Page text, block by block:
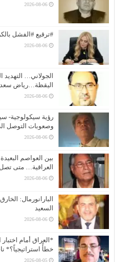
2026-08-06
#ترقيع #الفشل
2026-08-06
الجولاني…
اليقظة…رياض سعد
2026-08-06
رؤية سيكولوجية-
وصعوبات التوصل
2026-08-06
بين العواصم
العراقية… متى
2026-08-06
البارانورمال:
السعيد
2026-08-06
*العراق أمام
خطأً استراتيجياً؟*
2026-08-05